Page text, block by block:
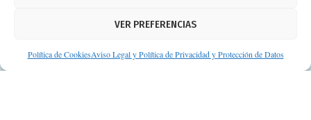
VER PREFERENCIAS
Política de CookiesAviso Legal y Política de Privacidad y Protección de Datos